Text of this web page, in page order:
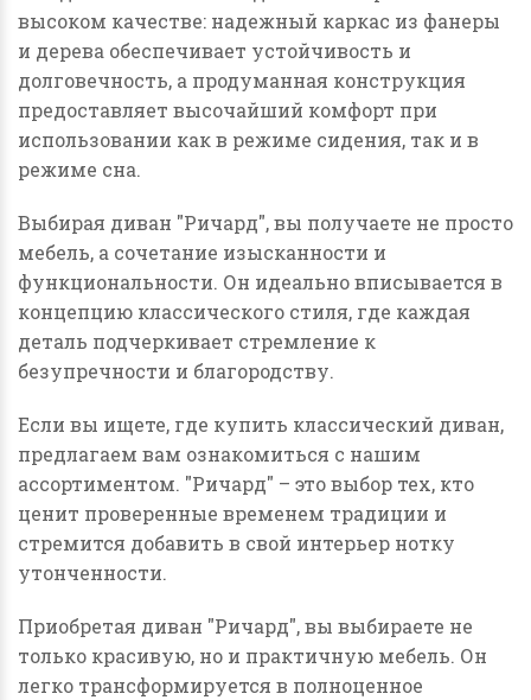
высоком качестве: надежный каркас из фанеры
и дерева обеспечивает устойчивость и
долговечность, а продуманная конструкция
предоставляет высочайший комфорт при
использовании как в режиме сидения, так и в
режиме сна.
Выбирая диван "Ричард", вы получаете не просто
мебель, а сочетание изысканности и
функциональности. Он идеально вписывается в
концепцию классического стиля, где каждая
деталь подчеркивает стремление к
безупречности и благородству.
Если вы ищете, где купить классический диван,
предлагаем вам ознакомиться с нашим
ассортиментом. "Ричард" – это выбор тех, кто
ценит проверенные временем традиции и
стремится добавить в свой интерьер нотку
утонченности.
Приобретая диван "Ричард", вы выбираете не
только красивую, но и практичную мебель. Он
легко трансформируется в полноценное